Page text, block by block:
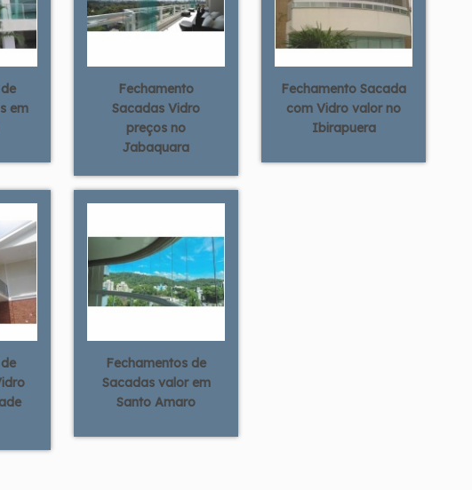
em
Fechamento
Sacadas Vidro
preços no
Jabaquara
Fechamento Sacada
com Vidro valor no
Ibirapuera
Fechamentos de
Sacadas valor em
Santo Amaro